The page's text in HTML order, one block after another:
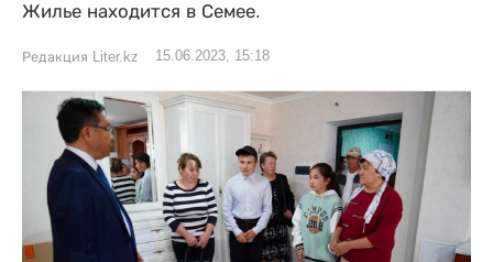
Жилье находится в Семее.
Редакция Liter.kz 15.06.2023, 15:18